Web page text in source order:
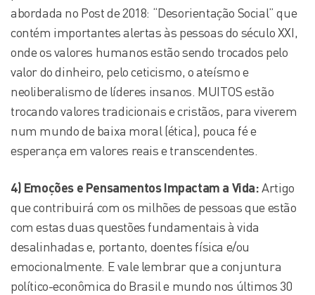
abordada no Post de 2018: “Desorientação Social” que
contém importantes alertas às pessoas do século XXI,
onde os valores humanos estão sendo trocados pelo
valor do dinheiro, pelo ceticismo, o ateísmo e
neoliberalismo de líderes insanos. MUITOS estão
trocando valores tradicionais e cristãos, para viverem
num mundo de baixa moral (ética), pouca fé e
esperança em valores reais e transcendentes.
4) Emoções e Pensamentos Impactam a Vida:Artigo
que contribuirá com os milhões de pessoas que estão
com estas duas questões fundamentais à vida
desalinhadas e, portanto, doentes física e/ou
emocionalmente. E vale lembrar que a conjuntura
político-econômica do Brasil e mundo nos últimos 30